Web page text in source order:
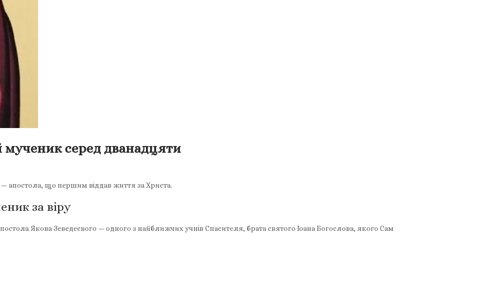
мученик серед дванадцяти
апостола, що першим віддав життя за Христа.
за віру
Якова Зеведеєвого — одного з найближчих учнів Спасителя, брата святого Іоана Богослова, якого Сам